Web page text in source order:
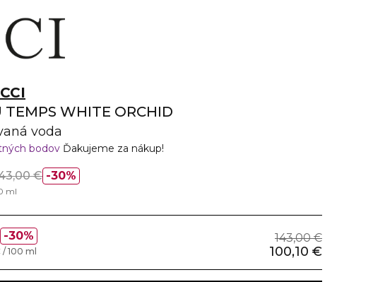
TEMPS WHITE ORCHID
voda
bodov Ďakujeme za nákup!
30%
€
ml
30% 143,00 €
100,10 €
100 ml